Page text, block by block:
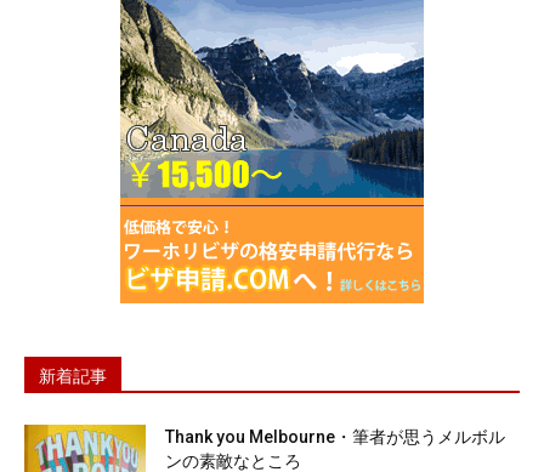
新着記事
Thank you Melbourne・筆者が思うメルボル
ンの素敵なところ